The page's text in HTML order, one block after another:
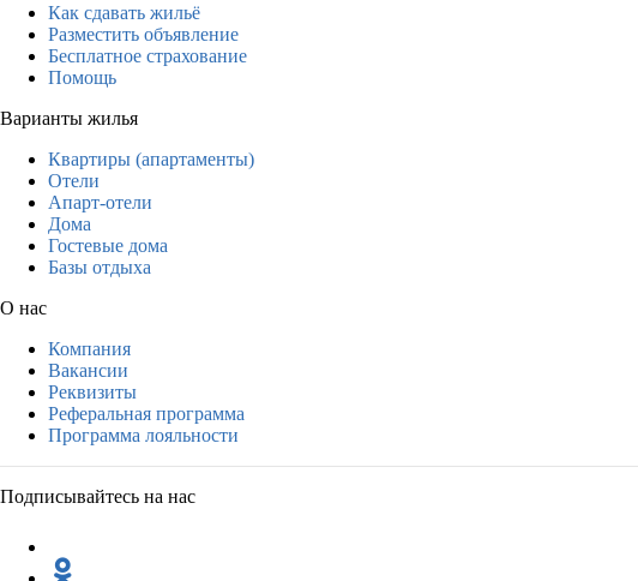
Как сдавать жильё
Разместить объявление
Бесплатное страхование
Помощь
Варианты жилья
Квартиры (апартаменты)
Отели
Апарт-отели
Дома
Гостевые дома
Базы отдыха
О нас
Компания
Вакансии
Реквизиты
Реферальная программа
Программа лояльности
Подписывайтесь на нас